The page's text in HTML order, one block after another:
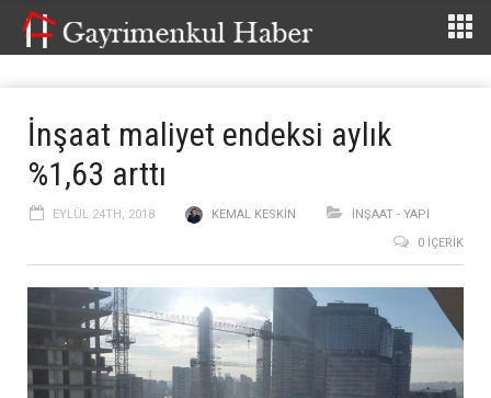
İnşaat maliyet endeksi aylık
%1,63 arttı
EYLÜL 24TH, 2018 KEMAL KESKIN
İNŞAAT - YAPI
0 İÇERIK